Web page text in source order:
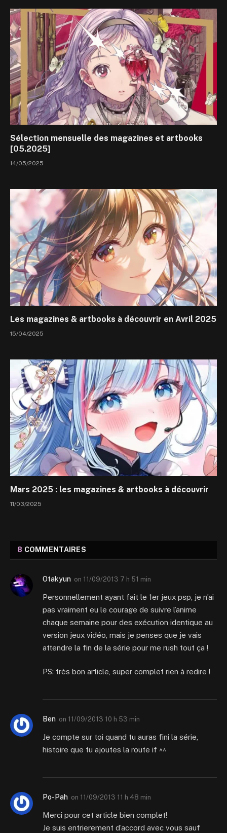
Sélection mensuelle des magazines et artbooks
[05.2025]
14/05/2025
Les magazines & artbooks à découvrir en Avril 2025
15/04/2025
Mars 2025 : les magazines & artbooks à découvrir
11/03/2025
8 COMMENTAIRES
Otakyun on 11/09/2013 7 h 51 min
Personnellement ayant fait le 1er jeux psp, je n’ai
pas vraiment eu le courage de suivre l’anime
chaque semaine pour des exécution identique au
version jeux vidéo, mais je penses que je vais
attendre la fin de la série pour me rush tout ça !
PS: très bon article, super complet rien à redire !
Ben on 11/09/2013 10 h 53 min
Je compte sur toi quand tu auras fini la série,
histoire que tu ajoutes la route if ^^
Po-Pah on 11/09/2013 11 h 48 min
Merci pour cet article bien complet!
Je suis entrierement d’accord avec vous sauf